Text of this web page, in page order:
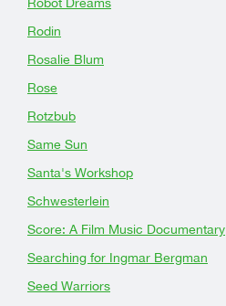
Rodin
Rosalie Blum
Rose
Rotzbub
Same Sun
Santa's Workshop
Schwesterlein
Score: A Film Music Documentary
Searching for Ingmar Bergman
Seed Warriors